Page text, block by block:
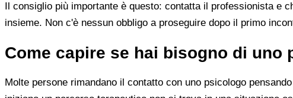
Il consiglio più importante è questo: contatta il professionista e
insieme. Non c'è nessun obbligo a proseguire dopo il primo
Come capire se hai bisogno di uno
Molte persone rimandano il contatto con uno psicologo